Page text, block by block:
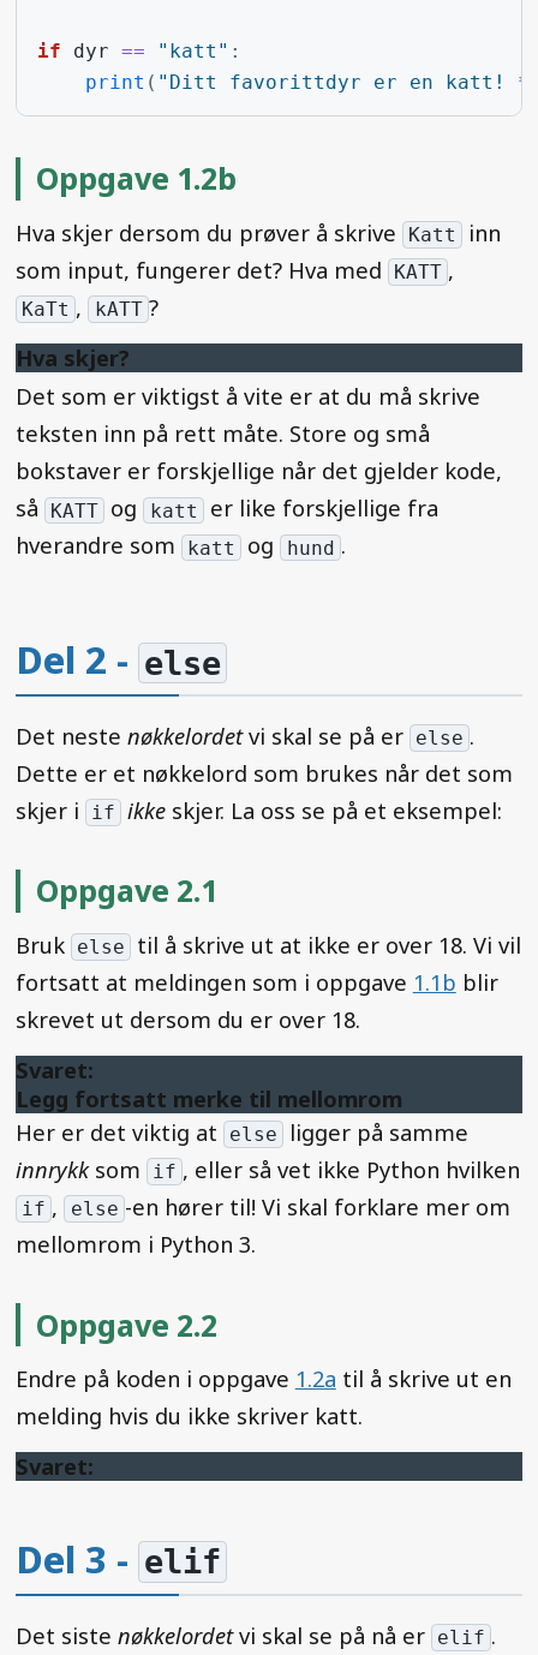
if dyr == "katt" :
print ( "Ditt favorittdyr er en katt!
Oppgave 1.2b
Hva skjer dersom du prøver å skrive Katt
inn
som input, fungerer det? Hva med
KATT ,
KaTt , kATT ?
Hva skjer?
Det som er viktigst å vite er at du må skrive
teksten inn på rett måte. Store og små
bokstaver er forskjellige når det gjelder kode,
så
KATT og katt er like forskjellige fra
hverandre som
katt og hund .
Del 2 - else
Det neste nøkkelordetvi skal se på er else .
Dette er et nøkkelord som brukes når det som
skjer i
if ikke skjer. La oss se på et eksempel:
Oppgave 2.1
Bruk else
til å skrive ut at ikke er over 18. Vi vil
fortsatt at meldingen som i oppgave 1.1b blir
skrevet ut dersom du er over 18.
Svaret:
Legg fortsatt merke til mellomrom
Her er det viktig at
else
ligger på samme
innrykksom if , eller så vet ikke Python hvilken
if , else -en hører til! Vi skal forklare mer om
mellomrom i Python 3.
Oppgave 2.2
Endre på koden i oppgave 1.2a til å skrive ut en
melding hvis du ikke skriver katt.
Svaret:
Del 3 - elif
Det siste nøkkelordetvi skal se på nå er elif .